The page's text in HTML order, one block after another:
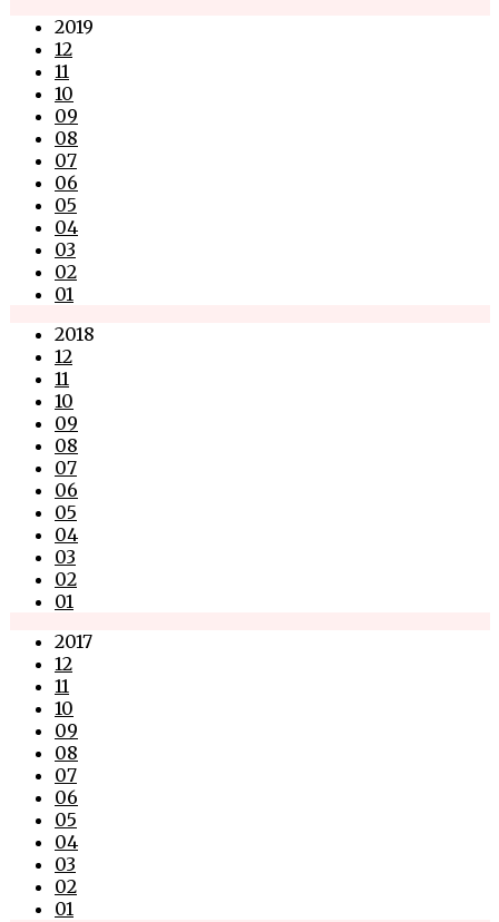
2019
12
11
10
09
08
07
06
05
04
03
02
01
2018
12
11
10
09
08
07
06
05
04
03
02
01
2017
12
11
10
09
08
07
06
05
04
03
02
01